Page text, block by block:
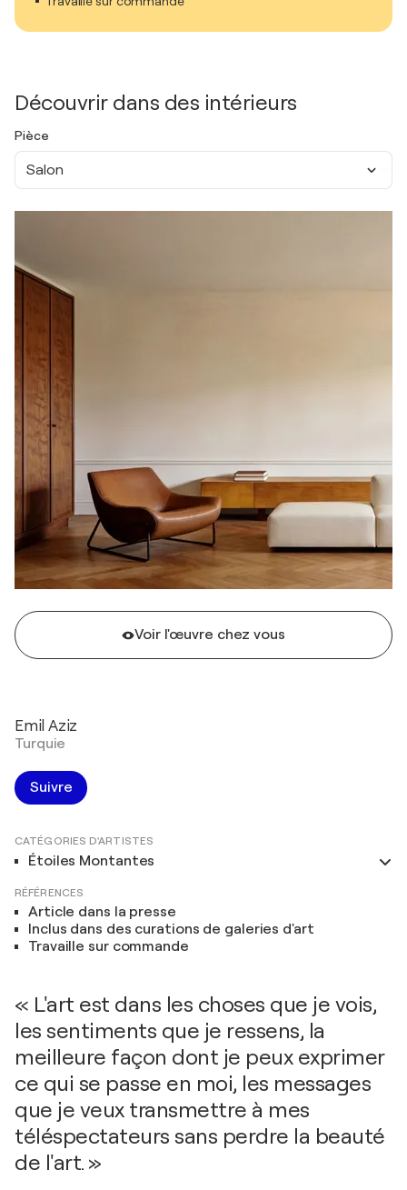
Découvrir dans des intérieurs
Pièce
Salon
Voir l'œuvre chez vous
Emil Aziz
Turquie
Suivre
CATÉGORIES D'ARTISTES
Étoiles Montantes
RÉFÉRENCES
Article dans la presse
Inclus dans des curations de galeries d'art
Travaille sur commande
« L'art est dans les choses que je vois,
les sentiments que je ressens, la
meilleure façon dont je peux exprimer
ce qui se passe en moi, les messages
que je veux transmettre à mes
téléspectateurs sans perdre la beauté
de l'art. »